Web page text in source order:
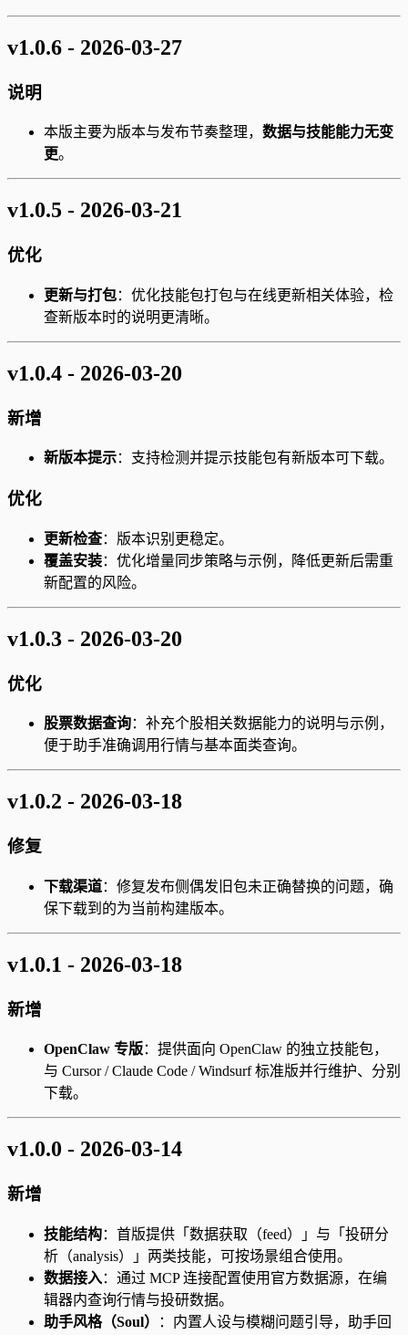
v1.0.6 - 2026-03-27
说明
本版主要为版本与发布节奏整理， 数据与技能能力无变
更。
v1.0.5 - 2026-03-21
优化
更新与打包：优化技能包打包与在线更新相关体验，检
查新版本时的说明更清晰。
v1.0.4 - 2026-03-20
新增
新版本提示：支持检测并提示技能包有新版本可下载。
优化
更新检查：版本识别更稳定。
覆盖安装：优化增量同步策略与示例，降低更新后需重
新配置的风险。
v1.0.3 - 2026-03-20
优化
股票数据查询：补充个股相关数据能力的说明与示例，
便于助手准确调用行情与基本面类查询。
v1.0.2 - 2026-03-18
修复
下载渠道：修复发布侧偶发旧包未正确替换的问题，确
保下载到的为当前构建版本。
v1.0.1 - 2026-03-18
新增
OpenClaw 专版：提供面向 OpenClaw 的独立技能包，
与 Cursor / Claude Code / Windsurf 标准版并行维护、分别
下载。
v1.0.0 - 2026-03-14
新增
技能结构：首版提供「数据获取（feed）」与「投研分
析（analysis）」两类技能，可按场景组合使用。
数据接入：通过 MCP 连接配置使用官方数据源，在编
辑器内查询行情与投研数据。
助手风格（Soul）
：内置人设与模糊问题引导，助手回